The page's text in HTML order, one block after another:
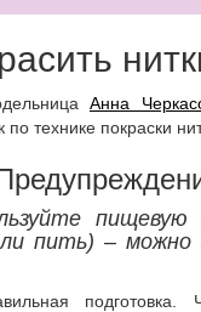
Анна
технике покраски
пить) – можно
подготовка.